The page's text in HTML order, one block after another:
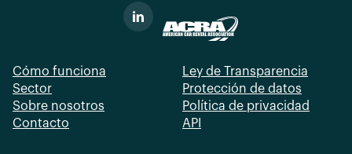
Cómo funciona
Sector
Sobre nosotros
Contacto
Ley de Transparencia
Protección de datos
Política de privacidad
API